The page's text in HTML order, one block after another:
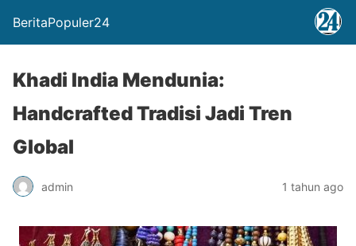
BeritaPopuler24
Khadi India Mendunia:
Handcrafted Tradisi Jadi Tren
Global
admin 1 tahun ago